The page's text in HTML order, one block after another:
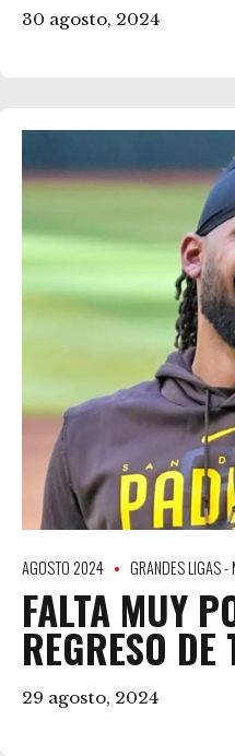
30 agosto, 2024
AGOSTO 2024 GRANDES LIGAS -
FALTA MUY
REGRESO DE
29 agosto, 2024